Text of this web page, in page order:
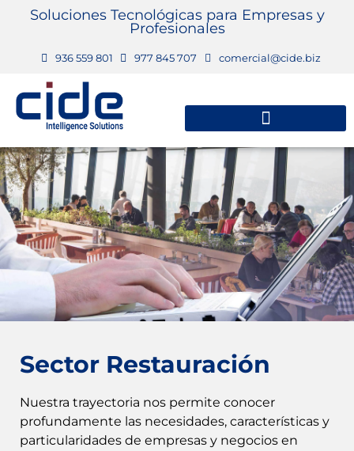
Soluciones Tecnológicas para Empresas y
Profesionales
936 559 801 977 845 707 comercial@cide.biz
Sector Restauración
Nuestra trayectoria nos permite conocer
profundamente las necesidades, características y
particularidades de empresas y negocios en